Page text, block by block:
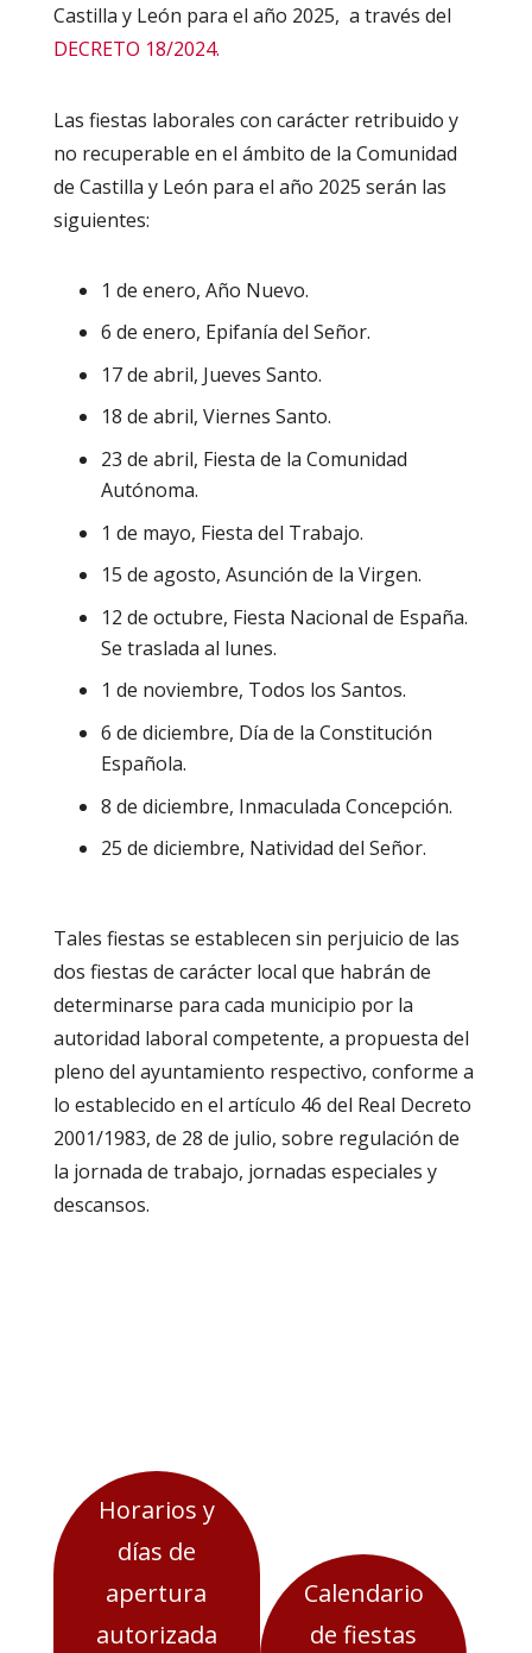
Castilla y León para el año 2025, a través del
DECRETO 18/2024.
Las fiestas laborales con carácter retribuido y
no recuperable en el ámbito de la Comunidad
de Castilla y León para el año 2025 serán las
siguientes:
1 de enero, Año Nuevo.
6 de enero, Epifanía del Señor.
17 de abril, Jueves Santo.
18 de abril, Viernes Santo.
23 de abril, Fiesta de la Comunidad
Autónoma.
1 de mayo, Fiesta del Trabajo.
15 de agosto, Asunción de la Virgen.
12 de octubre, Fiesta Nacional de España.
Se traslada al lunes.
1 de noviembre, Todos los Santos.
6 de diciembre, Día de la Constitución
Española.
8 de diciembre, Inmaculada Concepción.
25 de diciembre, Natividad del Señor.
Tales fiestas se establecen sin perjuicio de las
dos fiestas de carácter local que habrán de
determinarse para cada municipio por la
autoridad laboral competente, a propuesta del
pleno del ayuntamiento respectivo, conforme a
lo establecido en el artículo 46 del Real Decreto
2001/1983, de 28 de julio, sobre regulación de
la jornada de trabajo, jornadas especiales y
descansos.
Horarios y
días de
apertura
autorizada
Calendario
de fiestas